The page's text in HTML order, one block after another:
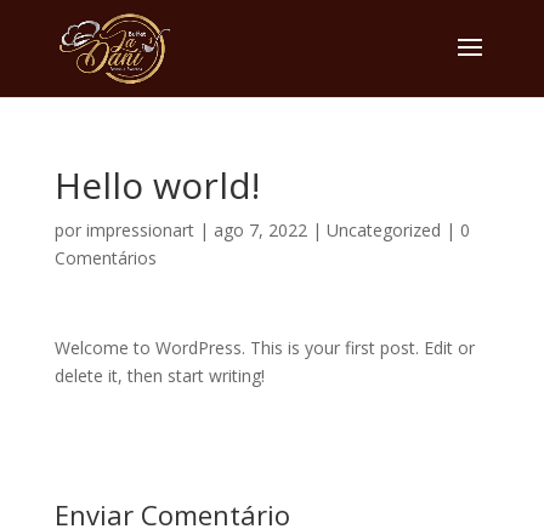
Hello world!
por impressionart| ago 7, 2022| Uncategorized | 0
Comentários
Welcome to WordPress. This is your first post. Edit or
delete it, then start writing!
Enviar Comentário